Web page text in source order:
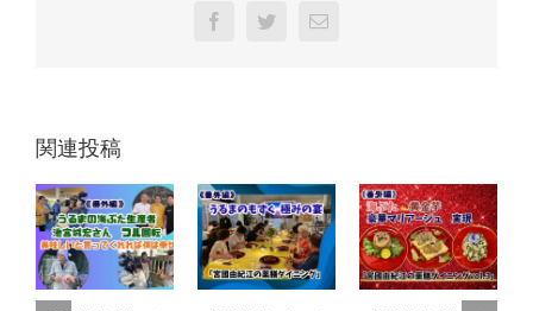
FacebookTwitter電
関連投稿